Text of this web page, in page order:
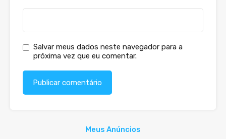
Salvar meus dados neste navegador para a
próxima vez que eu comentar.
Meus Anúncios